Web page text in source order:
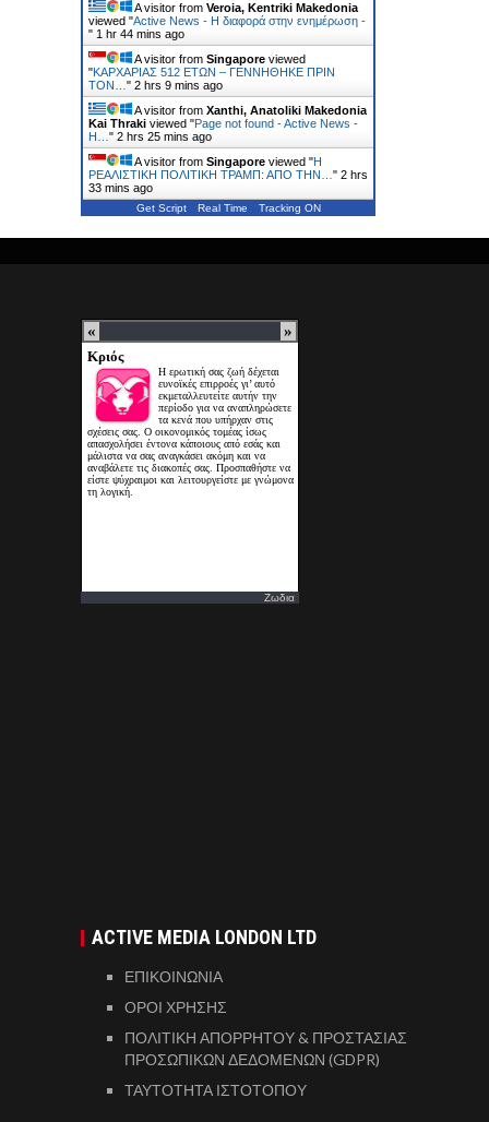
A visitor from Veroia, Kentriki Makedonia
viewed "Active News - Η διαφορά στην ενημέρωση -
" 1 hr 44 mins ago
A visitor from Singapore viewed
"ΚΑΡΧΑΡΙΑΣ 512 ΕΤΩΝ – ΓΕΝΝΗΘΗΚΕ ΠΡΙΝ
ΤΟΝ… " 2 hrs 9 mins ago
A visitor from Xanthi, Anatoliki Makedonia
Kai Thraki viewed "Page not found - Active News -
Η… " 2 hrs 25 mins ago
A visitor from Singapore viewed "Η
ΡΕΑΛΙΣΤΙΚΗ ΠΟΛΙΤΙΚΗ ΤΡΑΜΠ: ΑΠΟ ΤΗΝ… " 2 hrs
33 mins ago
Get Script Real Time Tracking ON
Ζωδια
ACTIVE MEDIA LONDON LTD
ΕΠΙΚΟΙΝΩΝΙΑ
ΟΡΟΙ ΧΡΗΣΗΣ
ΠΟΛΙΤΙΚΗ ΑΠΟΡΡΗΤΟΥ & ΠΡΟΣΤΑΣΙΑΣ
ΠΡΟΣΩΠΙΚΩΝ ΔΕΔΟΜΕΝΩΝ (GDPR)
ΤΑΥΤΟΤΗΤΑ ΙΣΤΟΤΟΠΟΥ